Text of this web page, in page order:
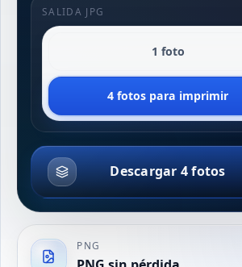
SALIDA JPG
1 foto
4 fotos para imprimir
Descargar 4 fotos
PNG